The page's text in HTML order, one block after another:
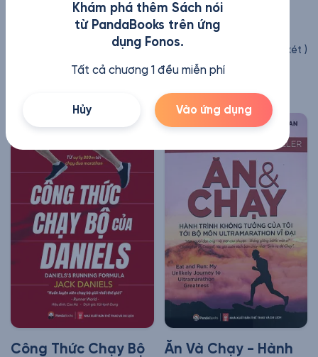
Lối Sống Spartan
Joe de Sena, Jeff
( 30 Nhận xét )
Trí Tuệ Khổng Tử
Tạ Ngọc Ái
Nhận xét )
5 giờ 4 phút
Công Thức Chạy Bộ
Ăn Và Chạy - Hành
Khám phá thêm Sách nói
từ PandaBooks trên ứng
dụng Fonos.
Tất cả chương 1 đều miễn phí
Hủy Vào ứng dụng